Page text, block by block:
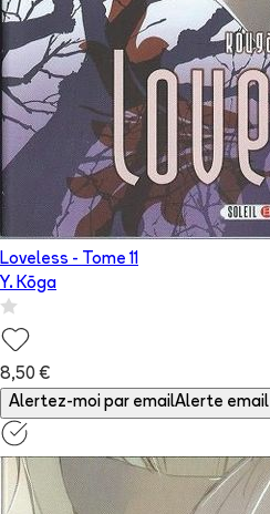
Loveless - Tome 11
Y. Kōga
8,50 €
Alertez-moi par emailAlerte email